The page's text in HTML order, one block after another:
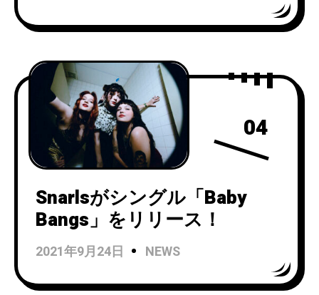
『The Absurdity of Human
Existence』を2021年3月10
04
Snarlsがシングル「Baby
Bangs」をリリース！
2021年9月24日 NEWS